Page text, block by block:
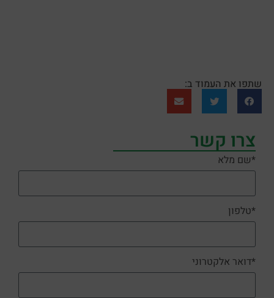
שתפו את העמוד ב:
צרו קשר
*שם מלא
*טלפון
*דואר אלקטרוני